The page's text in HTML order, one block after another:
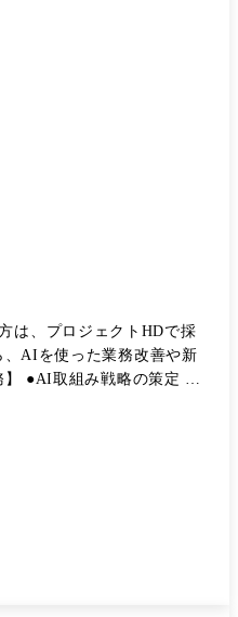
は、プロジェクトHDで採
など自社事業開発プロジ